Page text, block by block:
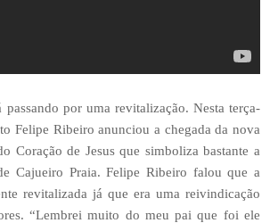
passando por uma revitalização. Nesta terça-
Felipe Ribeiro anunciou a chegada da nova
Coração de Jesus que simboliza bastante a
Cajueiro Praia.Felipe Ribeiro falou que a
revitalizada já que era uma reivindicação
“Lembrei muito do meu pai que foi ele